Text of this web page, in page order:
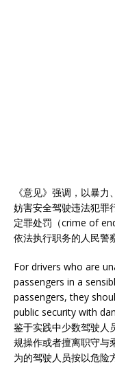
《意见》强调，以暴
妨害安全驾驶违法犯罪
定罪处罚（crime of
依法执行职务的人民警
For drivers who are
passengers in a
passengers, they
public security with
鉴于实践中少数驾驶人
规操作或者擅离职守与
为的驾驶人员按以危险